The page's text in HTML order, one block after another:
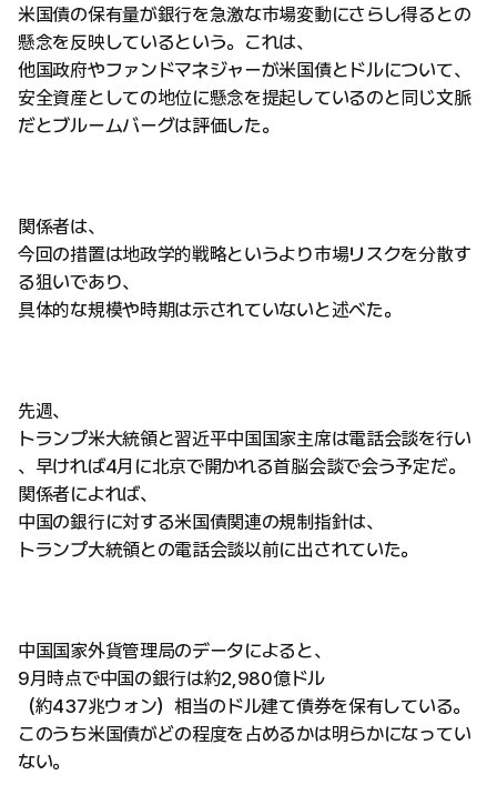
米国債の保有量が銀行を急激な市場変動にさらし得るとの
懸念を反映しているという。これは、
他国政府やファンドマネジャーが米国債とドルについて、
安全資産としての地位に懸念を提起しているのと同じ文脈
だとブルームバーグは評価した。
関係者は、
今回の措置は地政学的戦略というより市場リスクを分散す
る狙いであり、
具体的な規模や時期は示されていないと述べた。
先週、
トランプ米大統領と習近平中国国家主席は電話会談を行い
、早ければ4月に北京で開かれる首脳会談で会う予定だ。
関係者によれば、
中国の銀行に対する米国債関連の規制指針は、
トランプ大統領との電話会談以前に出されていた。
中国国家外貨管理局のデータによると、
9月時点で中国の銀行は約2,980億ドル
（約437兆ウォン）相当のドル建て債券を保有している。
このうち米国債がどの程度を占めるかは明らかになってい
ない。